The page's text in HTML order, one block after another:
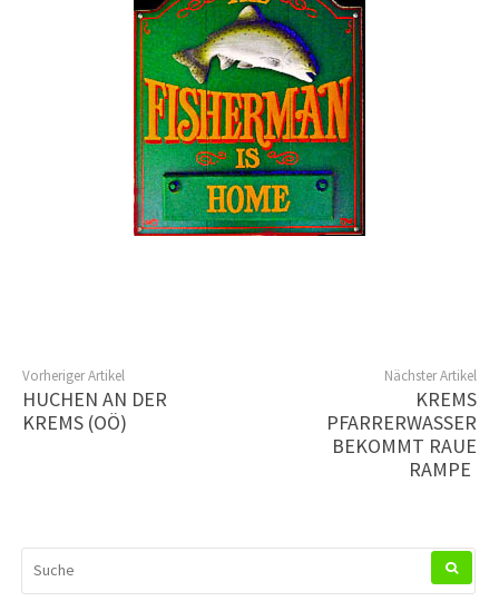
Vorheriger Artikel
HUCHEN AN DER
KREMS (OÖ)
Nächster Artikel
KREMS
PFARRERWASSER
BEKOMMT RAUE
RAMPE
NACH: